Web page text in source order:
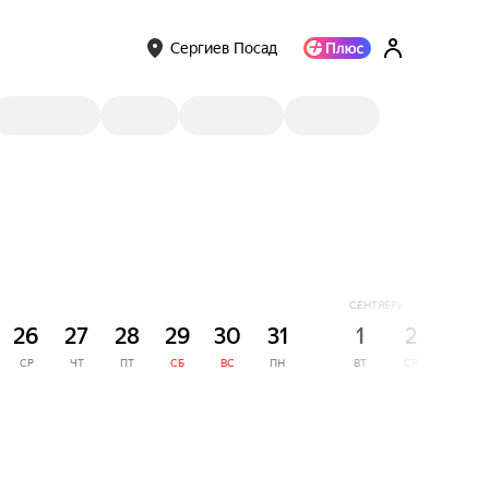
Сергиев Посад
26
СР
27
ЧТ
28
ПТ
29
СБ
30
ВС
31
ПН
СЕНТЯБРЬ
1
ВТ
2